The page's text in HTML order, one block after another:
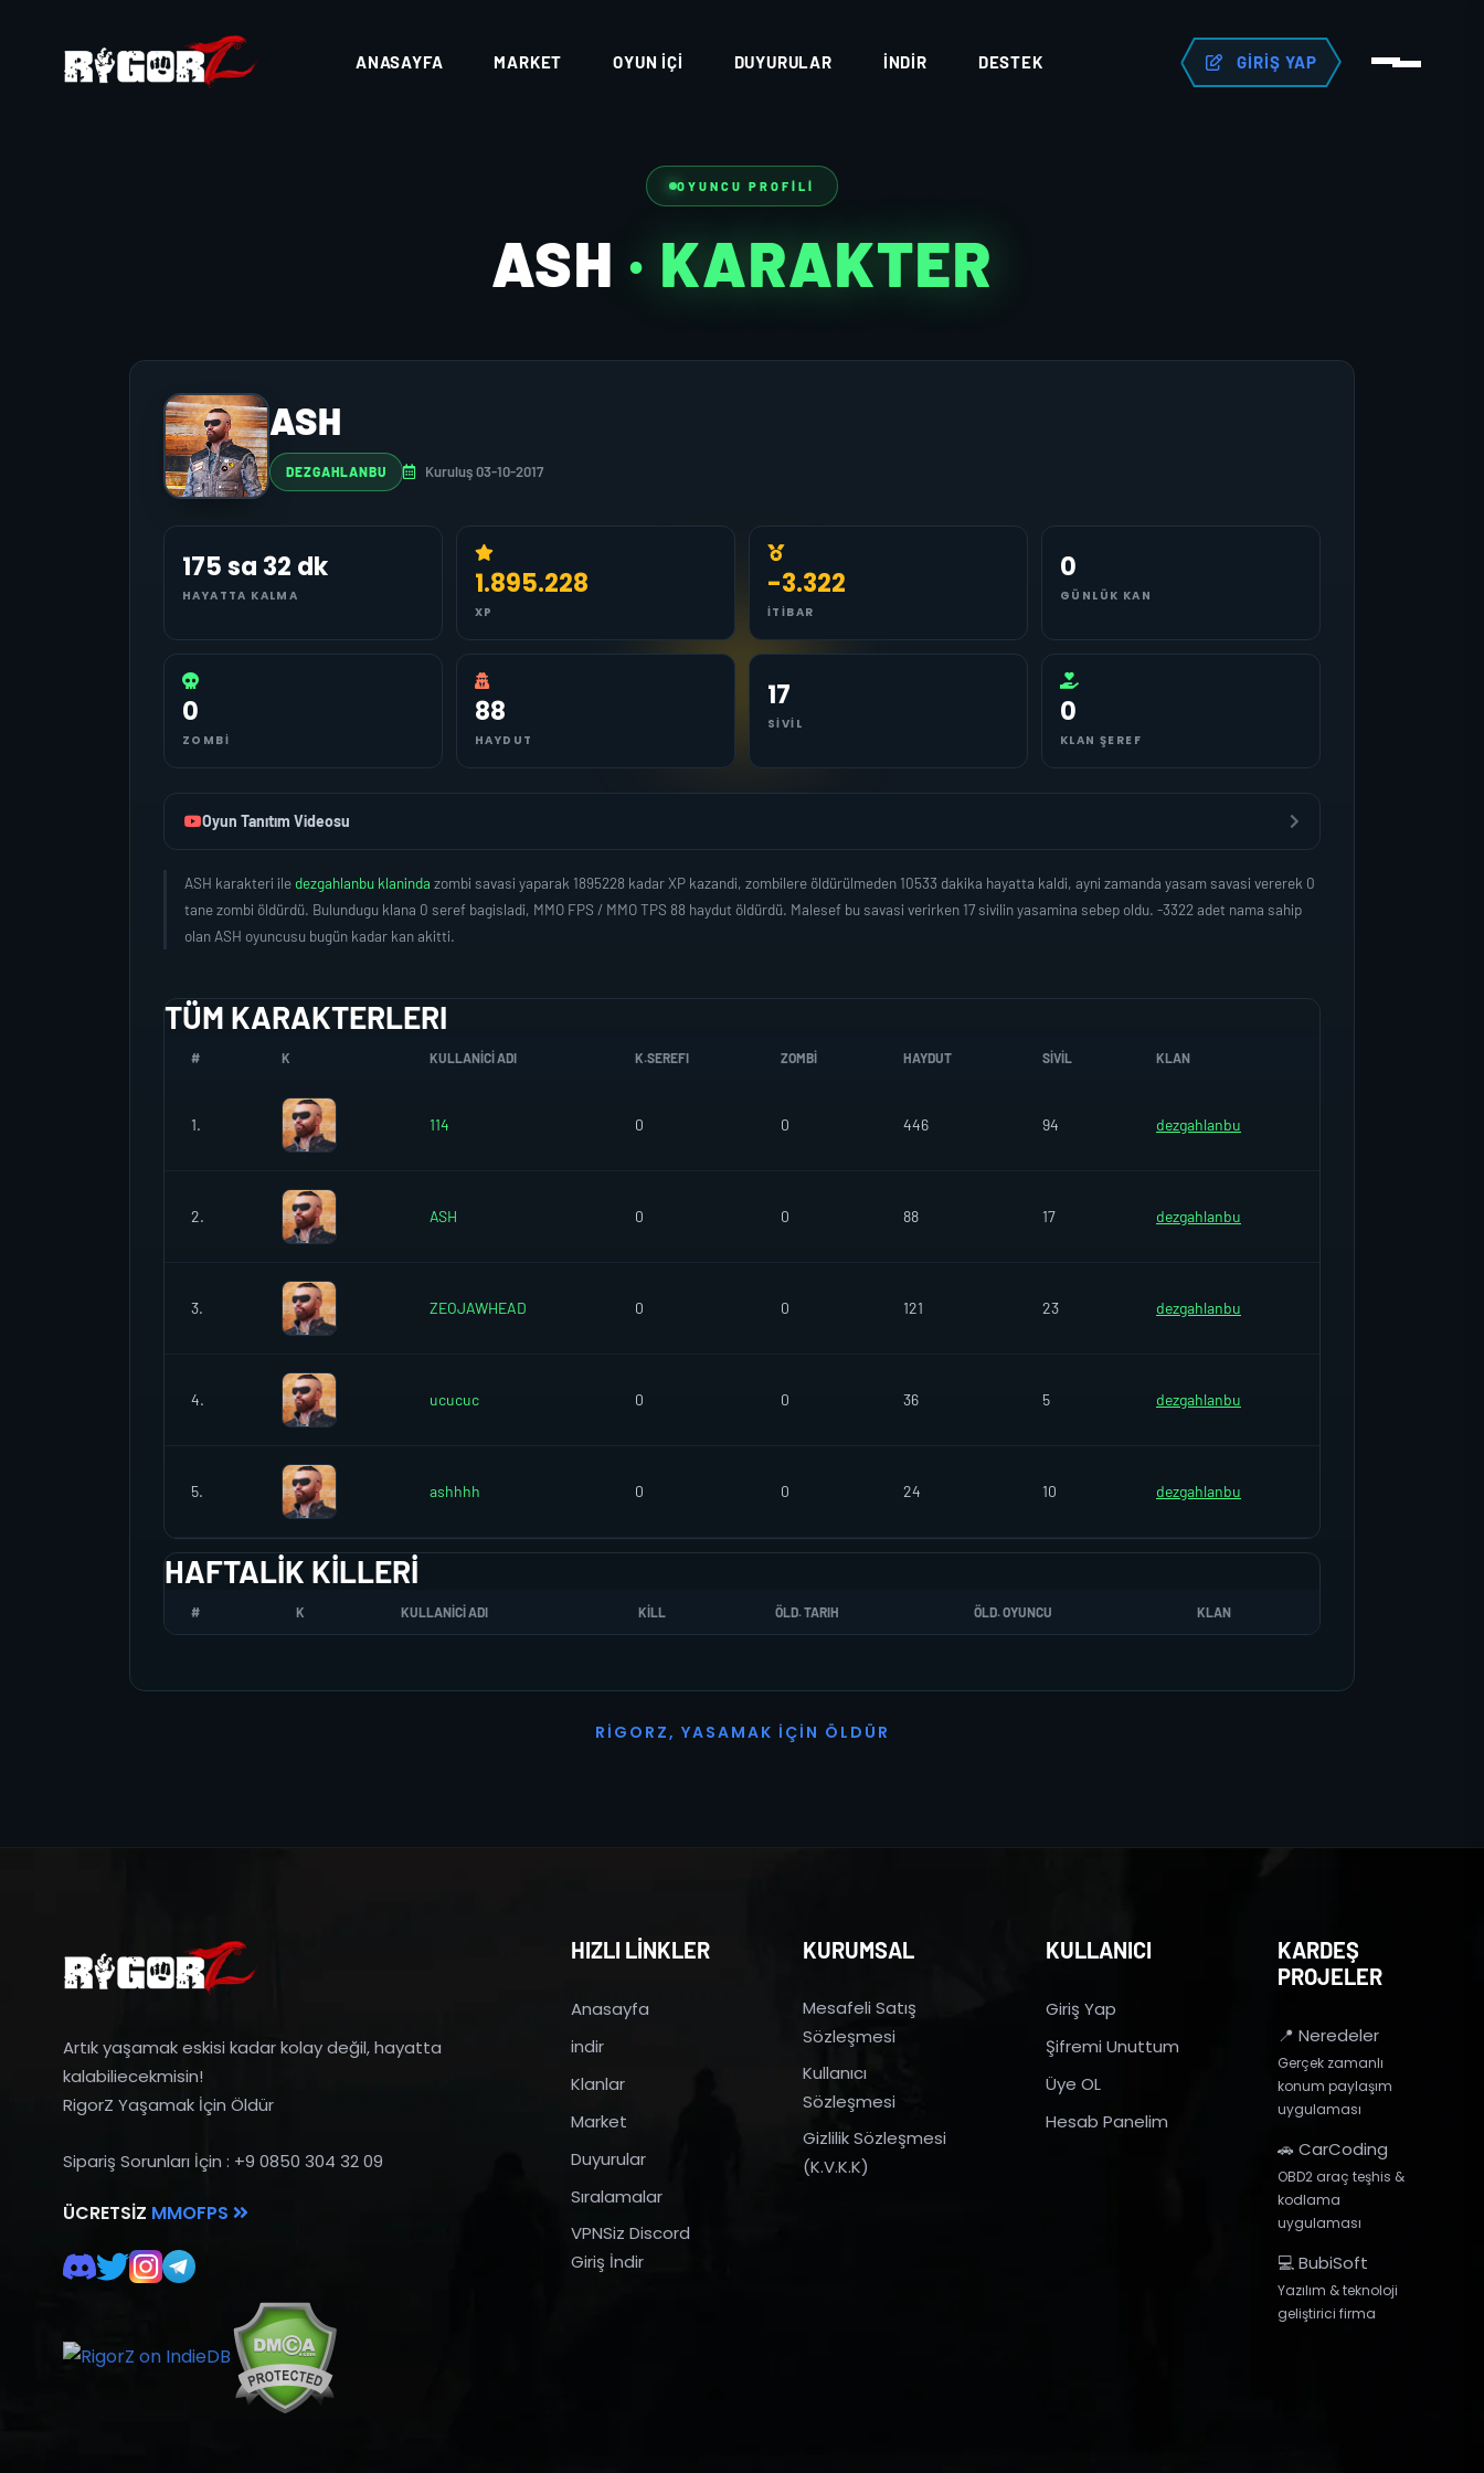
ANASAYFA MARKET OYUN İÇI DUYURULAR İNDIR DESTEK GIRIŞ YAP
OYUNCU PROFILI
ASH · KARAKTER
ASH
DEZGAHLANBU Kuruluş 03-10-2017
175 sa 32 dk
HAYATTA KALMA 1.895.228
XP
-3.322
İTIBAR
0
GÜNLÜK KAN
0
ZOMBI
88
HAYDUT
17
SIVIL 0
KLAN ŞEREF
Oyun Tanıtım Videosu
ASH karakteri iledezgahlanbu klaninda zombi savasi yaparak 1895228 kadar XP kazandi, zombilere öldürülmeden 10533 dakika hayatta kaldi, ayni zamanda yasam savasi vererek 0
tane zombi öldürdü. Bulundugu klana 0 seref bagisladi, MMO FPS / MMO TPS 88 haydut öldürdü. Malesef bu savasi verirken 17 sivilin yasamina sebep oldu. -3322 adet nama sahip
olan ASH oyuncusu bugün kadar kan akitti.
TÜM KARAKTERLERI
# K KULLANICI ADI K.SEREFI ZOMBI HAYDUT SIVIL KLAN
1. 114 0 0 446 94 dezgahlanbu
2. ASH 0 0 88 17 dezgahlanbu
3. ZEOJAWHEAD 0 0 121 23 dezgahlanbu
4. ucucuc 0 0 36 5 dezgahlanbu
5. ashhhh 0 0 24 10 dezgahlanbu
HAFTALIK KILLERI
# K KULLANICI ADI KILL ÖLD. TARIH ÖLD. OYUNCU KLAN
R I G O R Z, YASAMAK İ ÇI N Ö L D Ü R
Artık yaşamak eskisi kadar kolay değil, hayatta
kalabiliecekmisin!
RigorZ Yaşamak İçin Öldür
Sipariş Sorunları İçin : +9 0850 304 32 09
ÜCRETSIZ MMOFPS
HIZLI LİNKLER
Anasayfa
indir
Klanlar
Market
Duyurular
Sıralamalar
VPNSiz Discord
Giriş İndir
KURUMSAL
Mesafeli Satış
Sözleşmesi
Kullanıcı
Sözleşmesi
Gizlilik Sözleşmesi
(K.V.K.K)
KULLANICI
Giriş Yap
Şifremi Unuttum
Üye OL
Hesab Panelim
KARDEŞ
PROJELER
📍 Neredeler
Gerçek zamanlı
konum paylaşım
uygulaması
🚗 CarCoding
OBD2 araç teşhis &
kodlama
uygulaması
💻 BubiSoft
Yazılım & teknoloji
geliştirici firma